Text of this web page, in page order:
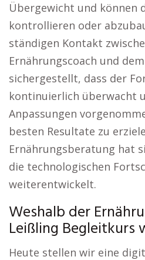
Übergewicht und können
kontrollieren oder
ständigen Kontakt
Ernährungscoach und
sichergestellt, dass der
kontinuierlich überwacht
Anpassungen
besten Resultate zu
Ernährungsberatung hat
die technologischen
weiterentwickelt.
Weshalb der
Leißling Begleitkurs
Heute stellen wir eine